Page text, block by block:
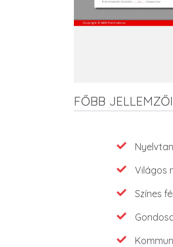
FŐBB
Features
Világos
Színes